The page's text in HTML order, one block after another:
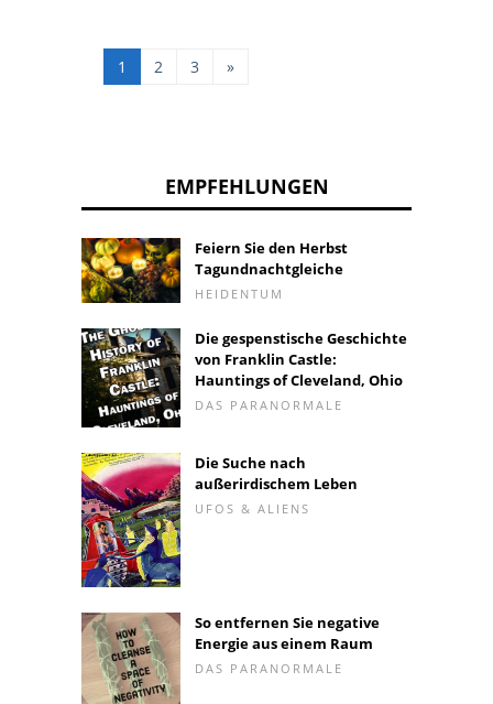
anderes im Wachleben
dieser Person. In die
1 2 3 »
EMPFEHLUNGEN
Feiern Sie den Herbst
Tagundnachtgleiche
HEIDENTUM
Die gespenstische Geschichte
von Franklin Castle:
Hauntings of Cleveland, Ohio
DAS PARANORMALE
Die Suche nach
außerirdischem Leben
UFOS & ALIENS
So entfernen Sie negative
Energie aus einem Raum
DAS PARANORMALE